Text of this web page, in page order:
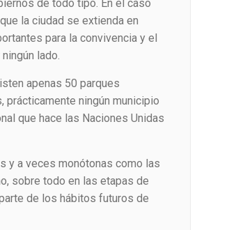
de todo tipo. En el caso
la ciudad se extienda en
para la convivencia y el
lado.
apenas 50 parques
prácticamente ningún municipio
que hace las Naciones Unidas
y a veces monótonas como las
sobre todo en las etapas de
de los hábitos futuros de